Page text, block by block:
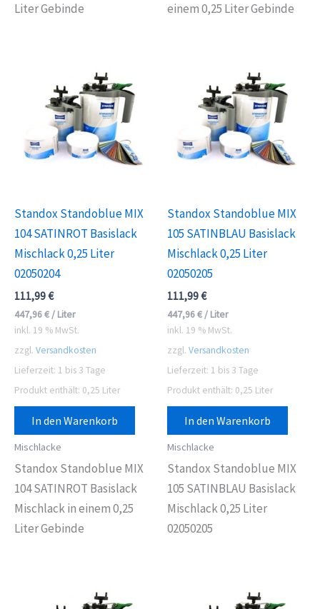
Liter Gebinde
einem 0,25 Liter Gebinde
Standox Standoblue MIX
104 SATINROT Basislack
Mischlack 0,25 Liter
02050204
111,99€
447,96€ / Liter
inkl. 19 % MwSt.
zzgl. Versandkosten
Lieferzeit: 1 bis 3 Tage
Produkt enthält: 0,25 Liter
In den Warenkorb
Mischlacke
Standox Standoblue MIX
104 SATINROT Basislack
Mischlack in einem 0,25
Liter Gebinde
Standox Standoblue MIX
105 SATINBLAU Basislack
Mischlack 0,25 Liter
02050205
111,99€
447,96€ / Liter
inkl. 19 % MwSt.
zzgl. Versandkosten
Lieferzeit: 1 bis 3 Tage
Produkt enthält: 0,25 Liter
In den Warenkorb
Mischlacke
Standox Standoblue MIX
105 SATINBLAU Basislack
Mischlack 0,25 Liter
02050205